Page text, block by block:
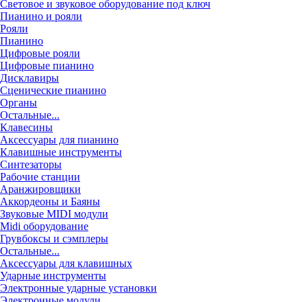
Световое и звуковое оборудование под ключ
Пианино и рояли
Рояли
Пианино
Цифровые рояли
Цифровые пианино
Дисклавиры
Сценические пианино
Органы
Остальные...
Клавесины
Аксессуары для пианино
Клавишные инструменты
Синтезаторы
Рабочие станции
Аранжировщики
Аккордеоны и Баяны
Звуковые MIDI модули
Midi оборудование
Грувбоксы и сэмплеры
Остальные...
Аксессуары для клавишных
Ударные инструменты
Электронные ударные установки